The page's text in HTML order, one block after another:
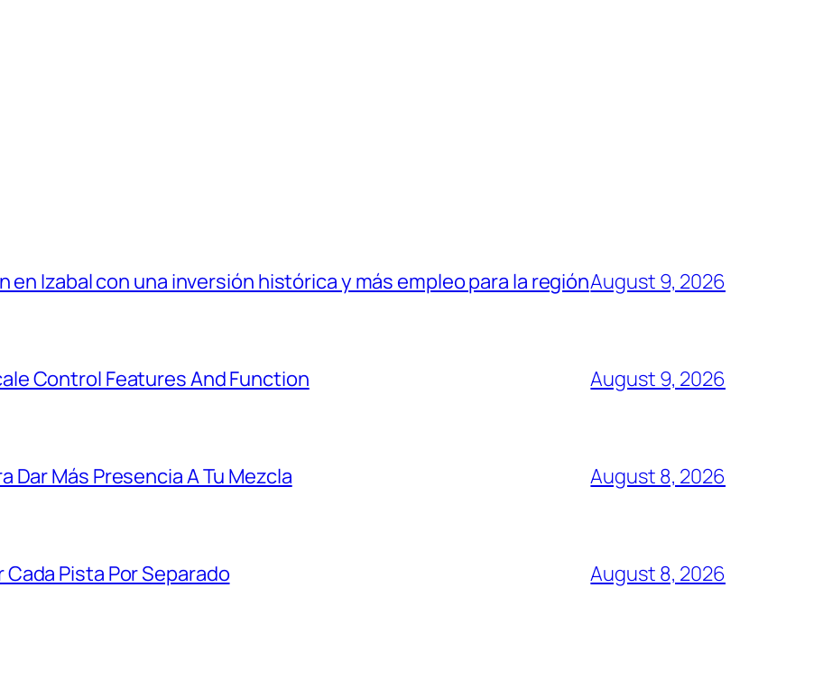
en Izabal con una inversión histórica y más empleo para la regiónAugust 9, 2026
Control Features And Function August 9, 2026
Dar Más Presencia A Tu Mezcla August 8, 2026
Pista Por Separado August 8, 2026